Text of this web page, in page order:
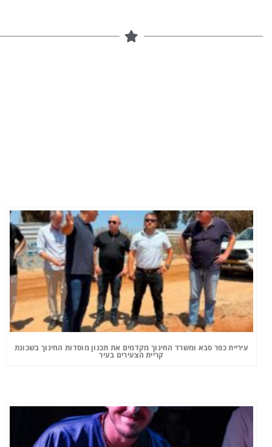
עיריית כפר סבא ומשרד החינוך מקדמים את תכנון מוסדות החינוך בשכונת
קריית הצעירים בעיר